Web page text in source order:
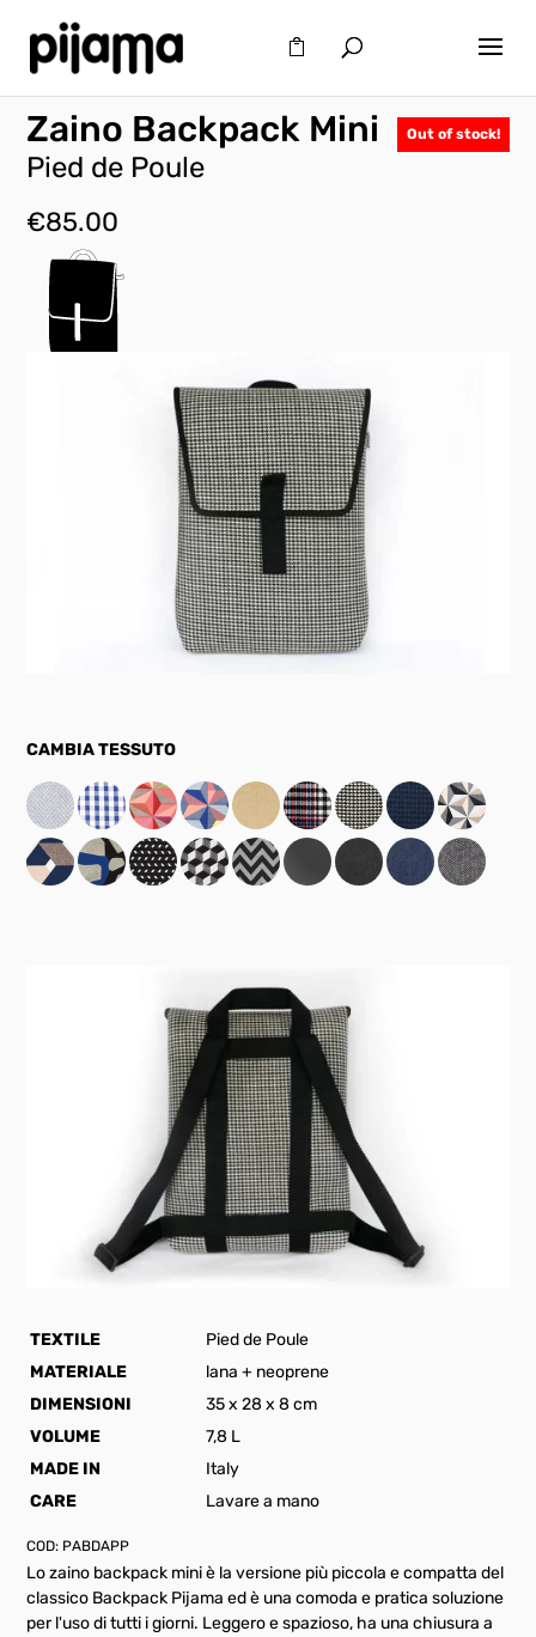
Out of stock!
Zaino Backpack Mini
Pied de Poule
€85.00
TEXTILE
Pied de Poule
MATERIALE
lana + neoprene
DIMENSIONI
35 x 28 x 8 cm
VOLUME
7,8 L
MADE IN
Italy
CARE
Lavare a mano
COD: PABDAPP
Lo zaino backpack mini è la versione più piccola e compatta del
classico Backpack Pijama ed è una comoda e pratica soluzione
per l'uso di tutti i giorni. Leggero e spazioso, ha una chiusura a